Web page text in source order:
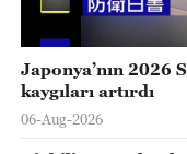
Japonya’nın 2026
kaygıları artırdı
06-Aug-2026